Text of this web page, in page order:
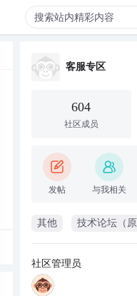
客服专区
604
社区成员
发帖 与我相关
其他 技术论坛（原
社区管理员